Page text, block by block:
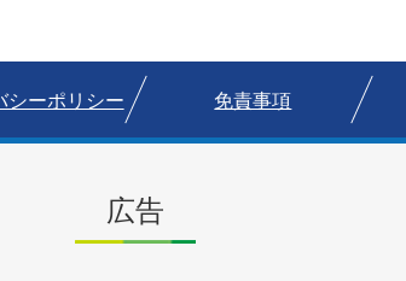
シーポリシー 免責事項
広告